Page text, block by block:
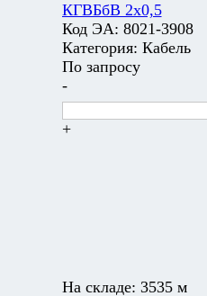
КГВБбВ 2х0,5
Код ЭА: 8021-3908
Категория: Кабель
По запросу
-
+
На складе: 3535 м